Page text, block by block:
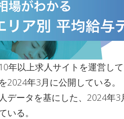
年以上求人サイトを運営し
年3月に公開している。
データを基にした、2024年
いる。